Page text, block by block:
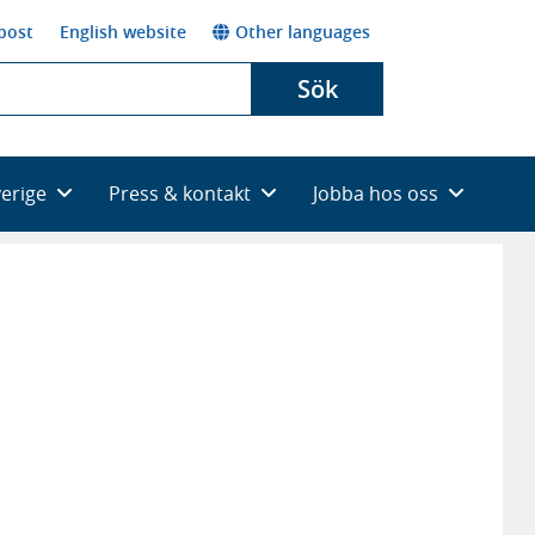
English website Other languages
Sök
Press & kontakt Jobba hos oss